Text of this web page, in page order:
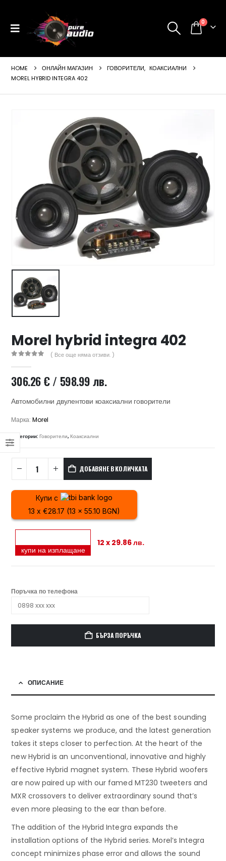
0
HOME ОНЛАЙН МАГАЗИН ГОВОРИТЕЛИ, КОАКСИАЛНИ
MOREL HYBRID INTEGRA 402
Morel hybrid integra 402
( Все още няма отзиви. )
306.26€/ 598.99 лв.
Автомобилни двулентови коаксиални говорители
Марка:Morel
Категории:Говорители,Коаксиални
ДОБАВЯНЕ В КОЛИЧКАТА
Купи с
13 x €28.17 (13 x 55.10 BGN)
купи на изплащане
12 x 29.86 лв.
Поръчка по телефона
БЪРЗА ПОРЪЧКА
ОПИСАНИЕ
Some proclaim the Hybrid as one of the best sounding
speaker systems we produce, and the latest generation
takes it steps closer to perfection. At the heart of the
new Hybrid is an unconventional, innovative and highly
effective Hybrid magnet system. These Hybrid woofers
are now paired up with our famed MT230 tweeters and
MXR crossovers to deliver extraordinary sound that’s
even more pleasing to the ear than before.
The addition of the Hybrid Integra expands the
installation options of the Hybrid series. Morel’s Integra
concept minimizes phase error and allows the sound